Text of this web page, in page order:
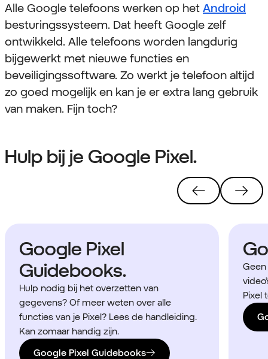
Alle Google telefoons werken op het Android
besturingssysteem. Dat heeft Google zelf
ontwikkeld. Alle telefoons worden langdurig
bijgewerkt met nieuwe functies en
beveiligingssoftware. Zo werkt je telefoon altijd
zo goed mogelijk en kan je er extra lang gebruik
van maken. Fijn toch?
Hulp bij je Google Pixel.
Google Pixel
Guidebooks.
Hulp nodig bij het overzetten van
gegevens? Of meer weten over alle
functies van je Pixel? Lees de handleiding.
Kan zomaar handig zijn.
Google Pixel Guidebooks
Pixel